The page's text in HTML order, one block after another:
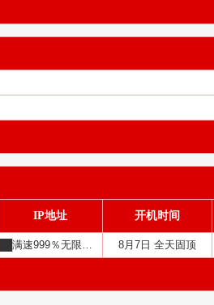
IP地址 开机时间
██满速999％无限合██ 8月7日 全天固顶